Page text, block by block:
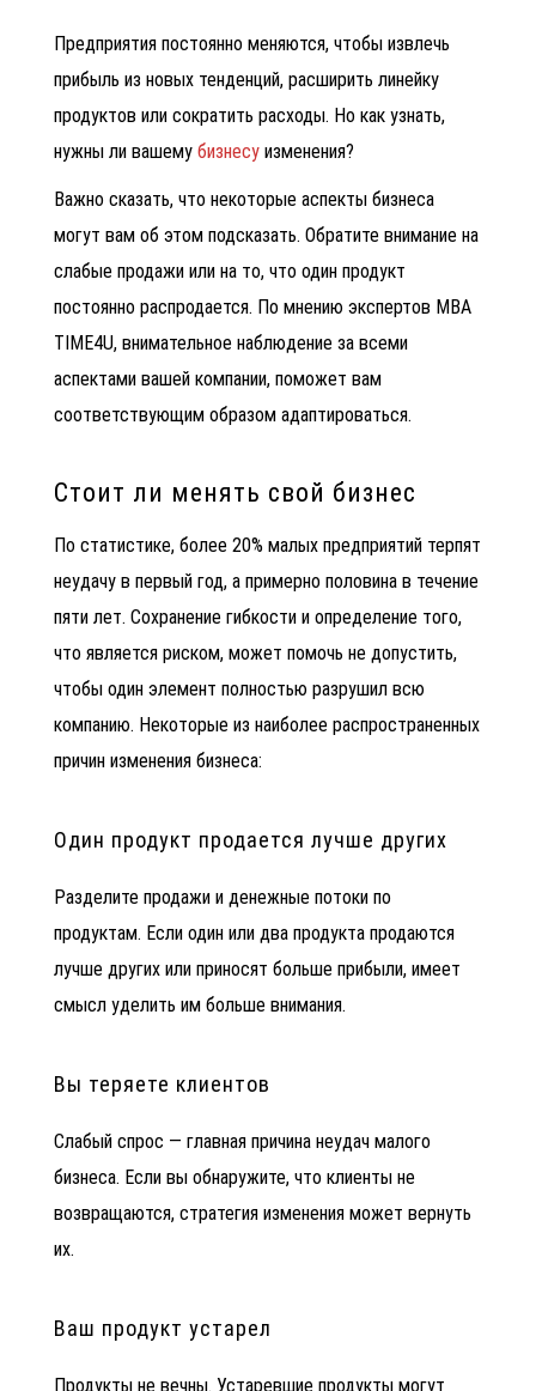
Предприятия постоянно меняются, чтобы извлечь
прибыль из новых тенденций, расширить линейку
продуктов или сократить расходы. Но как узнать,
нужны ли вашему бизнесу изменения?
Важно сказать, что некоторые аспекты бизнеса
могут вам об этом подсказать. Обратите внимание на
слабые продажи или на то, что один продукт
постоянно распродается. По мнению экспертов MBA
TIME4U, внимательное наблюдение за всеми
аспектами вашей компании, поможет вам
соответствующим образом адаптироваться.
Стоит ли менять свой бизнес
По статистике, более 20% малых предприятий терпят
неудачу в первый год, а примерно половина в течение
пяти лет. Сохранение гибкости и определение того,
что является риском, может помочь не допустить,
чтобы один элемент полностью разрушил всю
компанию. Некоторые из наиболее распространенных
причин изменения бизнеса:
Один продукт продается лучше других
Разделите продажи и денежные потоки по
продуктам. Если один или два продукта продаются
лучше других или приносят больше прибыли, имеет
смысл уделить им больше внимания.
Вы теряете клиентов
Слабый спрос — главная причина неудач малого
бизнеса. Если вы обнаружите, что клиенты не
возвращаются, стратегия изменения может вернуть
их.
Ваш продукт устарел
Продукты не вечны. Устаревшие продукты могут